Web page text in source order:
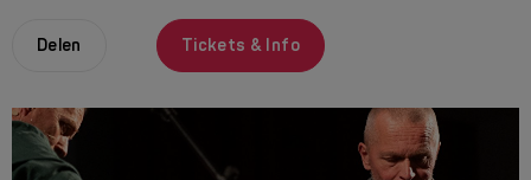
Fietsen
Winkeltijden en koopzondagen
Delen Tickets & Info